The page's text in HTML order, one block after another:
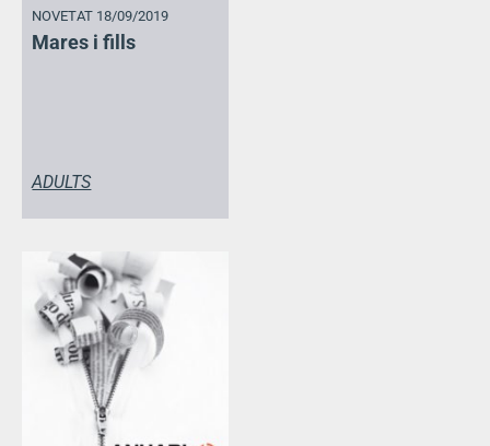
NOVETAT 18/09/2019
Mares i fills
ADULTS